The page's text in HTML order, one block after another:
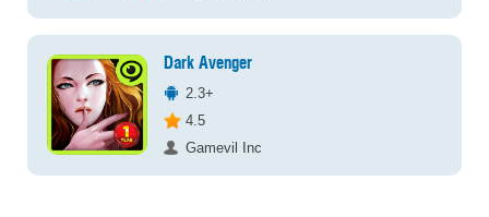
Dark Avenger
2.3+
4.5
Gamevil Inc